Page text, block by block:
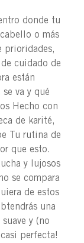
donde tu
o más
cuidado de
están
va y qué
Hecho con
de karité,
Tu rutina de
que esto.
y lujosos
se compara
de estos
una
y (no
perfecta!